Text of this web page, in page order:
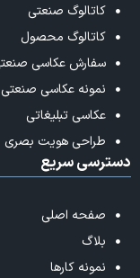
کاتالوگ صنعتی
کاتالوگ محصول
سفارش عکاسی
نمونه عکاسی صنعتی
عکاسی تبلیغاتی
طراحی هویت بصری
دسترسی سریع
صفحه اصلی
بلاگ
نمونه کارها